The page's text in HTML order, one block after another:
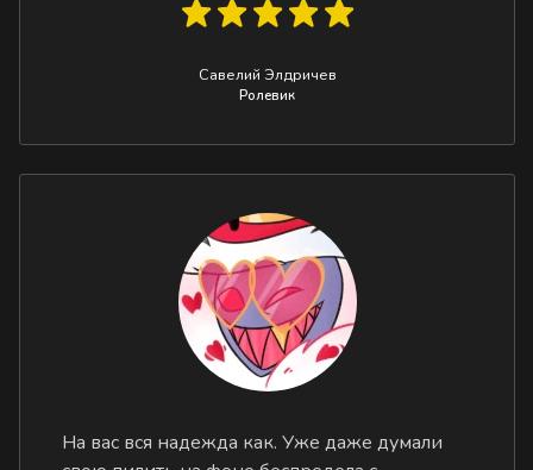
Савелий Элдричев
Ролевик
На вас вся надежда как. Уже даже думали